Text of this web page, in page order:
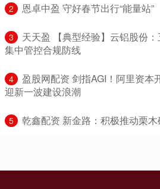
2 ​恩卓中盈 守好春节出行“能量站”
3
天天盈 【典型经验】云铝股份
集中管控合规防线
4
盈股网配资 剑指AGI！阿里资本
迎新一波建设浪潮
5 乾鑫配资 新金路：积极推动栗